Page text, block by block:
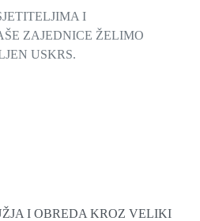
I
ZAJEDNICE ŽELIMO
USKRS.
I OBREDA KROZ VELIKI